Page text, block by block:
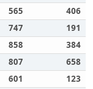
565
406
747
191
858
384
807
658
601
123